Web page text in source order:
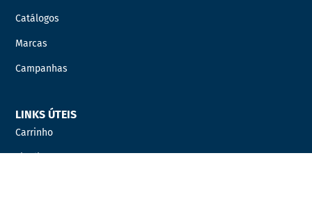
Catálogos
Marcas
Campanhas
LINKS ÚTEIS
Carrinho